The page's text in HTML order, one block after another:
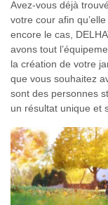
Avez-vous déjà
votre cour afin
encore le cas,
avons tout
la création de votre
que vous souhaitez
sont des personnes
un résultat unique et